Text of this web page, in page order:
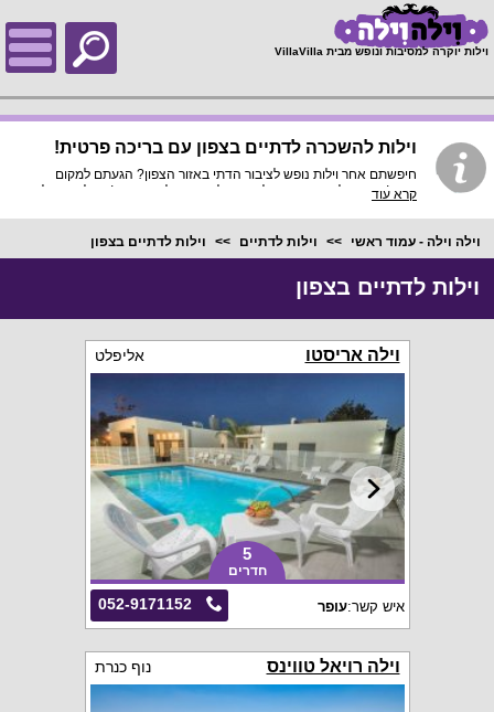
וילות יוקרה למסיבות ונופש מבית VillaVilla
וילות להשכרה לדתיים בצפון עם בריכה פרטית!
חיפשתם אחר וילות נופש לציבור הדתי באזור הצפון? הגעתם למקום
הנכון! כאן הוילות מתאימות לדתיים, לחרדים, ולמסורתיים! בחלק מהוילות
מוחלט מסביבת מגורים, תגוונו ושנו את האווירה מבית המלון הומה האדם
שאתם רגילים ללכת אליו וצאו לנפוש בוילה החל מ-1999 ש"ח ללילה
בלבד!
קרא עוד
וילה וילה - עמוד ראשי וילות לדתיים וילות לדתיים בצפון
וילות לדתיים בצפון
וילה אריסטו אליפלט
5
חדרים
052-9171152 איש קשר:עופר
וילה רויאל טווינס נוף כנרת